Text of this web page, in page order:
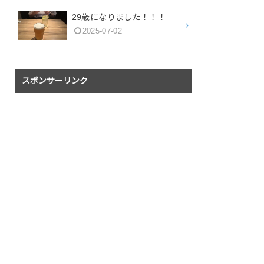
29歳になりました！！！
2025-07-02
スポンサーリンク